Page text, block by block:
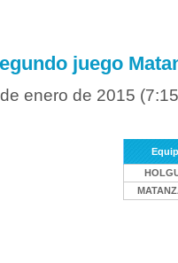
juego
enero de 2015